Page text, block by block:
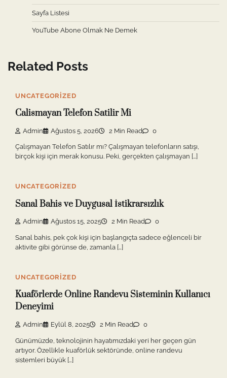
Sayfa Listesi
YouTube Abone Olmak Ne Demek
Related Posts
UNCATEGORIZED
Calismayan Telefon Satilir Mi
Admin Ağustos 5, 2026 2 Min Read 0
Çalışmayan Telefon Satılır mı? Çalışmayan telefonların satışı,
birçok kişi için merak konusu. Peki, gerçekten çalışmayan […]
UNCATEGORIZED
Sanal Bahis ve Duygusal İstikrarsızlık
Admin Ağustos 15, 2025 2 Min Read 0
Sanal bahis, pek çok kişi için başlangıçta sadece eğlenceli bir
aktivite gibi görünse de, zamanla […]
UNCATEGORIZED
Kuaförlerde Online Randevu Sisteminin Kullanıcı
Deneyimi
Admin Eylül 8, 2025 2 Min Read 0
Günümüzde, teknolojinin hayatımızdaki yeri her geçen gün
artıyor. Özellikle kuaförlük sektöründe, online randevu
sistemleri büyük […]